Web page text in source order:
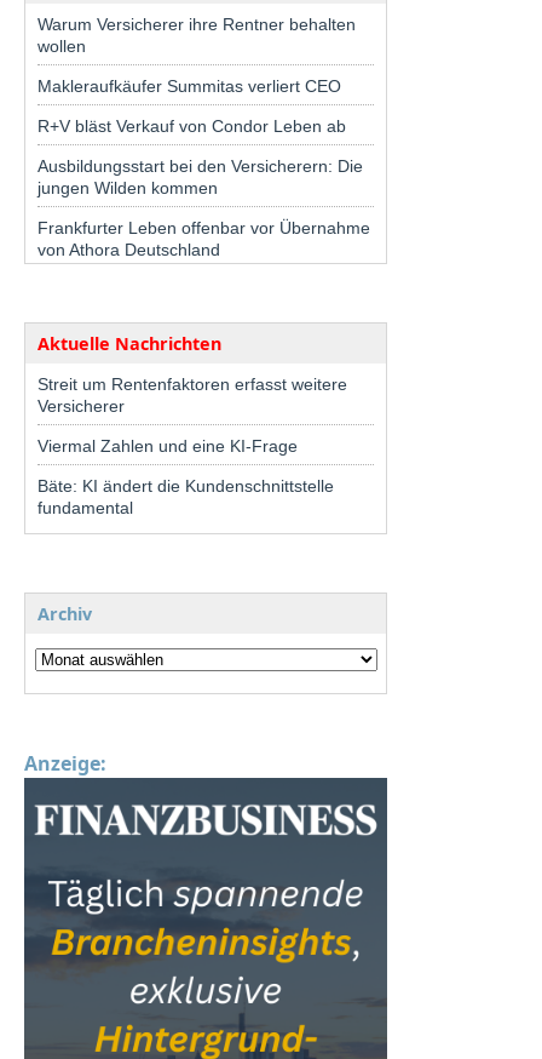
Warum Versicherer ihre Rentner behalten
wollen
Makleraufkäufer Summitas verliert CEO
R+V bläst Verkauf von Condor Leben ab
Ausbildungsstart bei den Versicherern: Die
jungen Wilden kommen
Frankfurter Leben offenbar vor Übernahme
von Athora Deutschland
Aktuelle Nachrichten
Streit um Rentenfaktoren erfasst weitere
Versicherer
Viermal Zahlen und eine KI-Frage
Bäte: KI ändert die Kundenschnittstelle
fundamental
Archiv
Anzeige: